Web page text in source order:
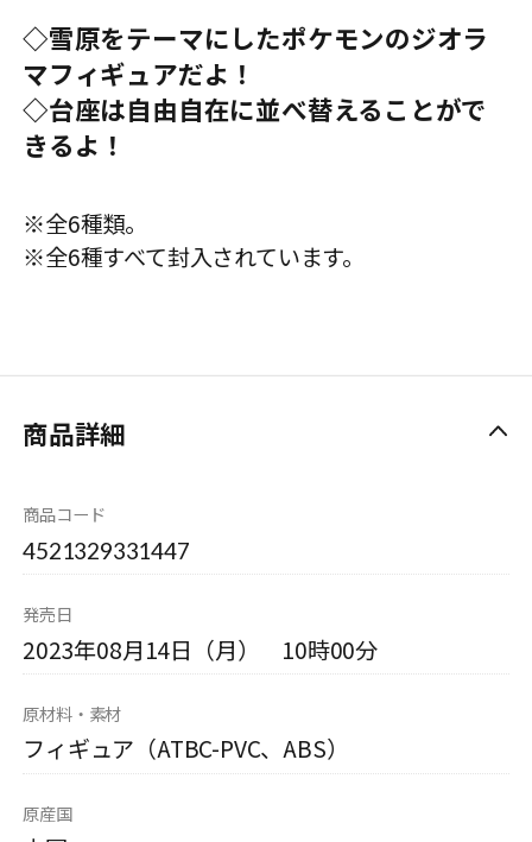
◇雪原をテーマにしたポケモンのジオラ
マフィギュアだよ！
◇台座は自由自在に並べ替えることがで
きるよ！
※全6種類。
※全6種すべて封入されています。
商品詳細
商品コード
4521329331447
発売日
2023年08月14日（月） 10時00分
原材料・素材
フィギュア（ATBC-PVC、ABS）
原産国